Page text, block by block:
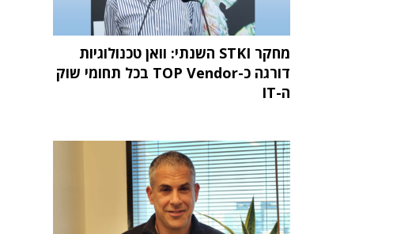
מחקר STKI השנתי: וואן טכנולוגיות
דורגה כ-TOP Vendor בכל תחומי שוק
ה-IT